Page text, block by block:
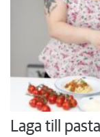
Laga till